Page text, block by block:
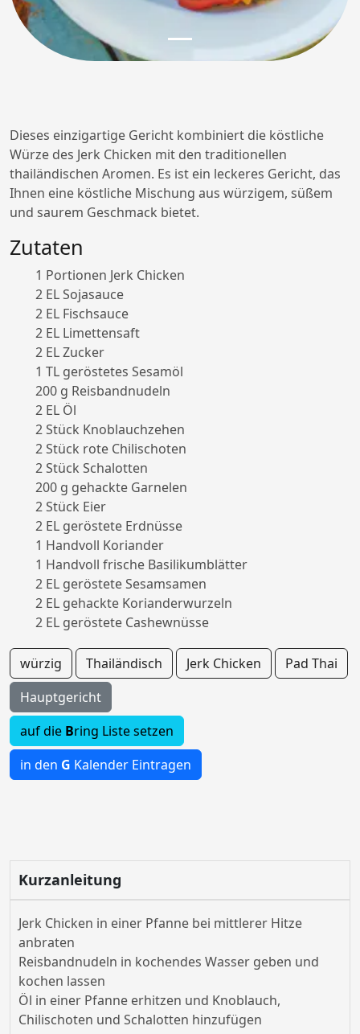
Dieses einzigartige Gericht kombiniert die köstliche
Würze des Jerk Chicken mit den traditionellen
thailändischen Aromen. Es ist ein leckeres Gericht, das
Ihnen eine köstliche Mischung aus würzigem, süßem
und saurem Geschmack bietet.
Zutaten
1 Portionen Jerk Chicken
2 EL Sojasauce
2 EL Fischsauce
2 EL Limettensaft
2 EL Zucker
1 TL geröstetes Sesamöl
200 g Reisbandnudeln
2 EL Öl
2 Stück Knoblauchzehen
2 Stück rote Chilischoten
2 Stück Schalotten
200 g gehackte Garnelen
2 Stück Eier
2 EL geröstete Erdnüsse
1 Handvoll Koriander
1 Handvoll frische Basilikumblätter
2 EL geröstete Sesamsamen
2 EL gehackte Korianderwurzeln
2 EL geröstete Cashewnüsse
würzig Thailändisch Jerk Chicken
Pad Thai
Hauptgericht
auf die Bring Liste setzen
in den G Kalender Eintragen
Kurzanleitung
Jerk Chicken in einer Pfanne bei mittlerer Hitze
anbraten
Reisbandnudeln in kochendes Wasser geben und
kochen lassen
Öl in einer Pfanne erhitzen und Knoblauch,
Chilischoten und Schalotten hinzufügen